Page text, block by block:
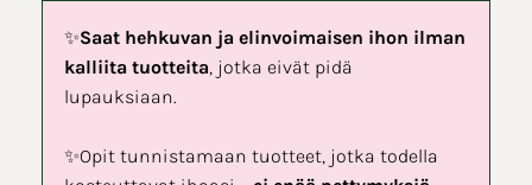
✨Saat hehkuvan ja elinvoimaisen ihon ilman
kalliita tuotteita, jotka eivät pidä
lupauksiaan.
✨Opit tunnistamaan tuotteet, jotka todella